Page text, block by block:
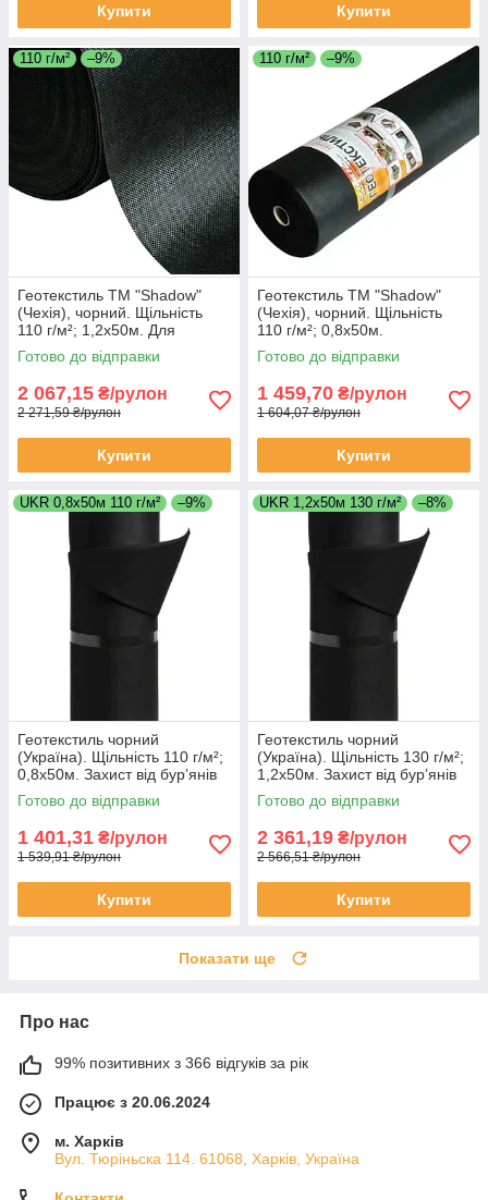
Купити Купити
110 г/м² –9%
Геотекстиль ТМ "Shadow"
(Чехія), чорний. Щільність
110 г/м²; 1,2х50м. Для
садових доріжок
Готово до відправки
2 067,15 ₴/рулон
2 271,59 ₴/рулон
Купити
110 г/м² –9%
Геотекстиль ТМ "Shadow"
(Чехія), чорний. Щільність
110 г/м²; 0,8х50м.
Готово до відправки
1 459,70 ₴/рулон
1 604,07 ₴/рулон
Купити
UKR 0,8х50м 110 г/м² –9%
Геотекстиль чорний
(Україна). Щільність 110 г/м²;
0,8х50м. Захист від бур’янів
та дренаж (UV‑стабілізація).
Готово до відправки
1 401,31 ₴/рулон
1 539,91 ₴/рулон
Купити
UKR 1,2х50м 130 г/м² –8%
Геотекстиль чорний
(Україна). Щільність 130 г/м²;
1,2х50м. Захист від бур’янів
та дренаж (UV‑стабілізація).
Готово до відправки
2 361,19 ₴/рулон
2 566,51 ₴/рулон
Купити
Показати ще
Про нас
99% позитивних з 366 відгуків за рік
Працює з 20.06.2024
м. Харків
Вул. Тюріньска 114. 61068, Харків, Україна